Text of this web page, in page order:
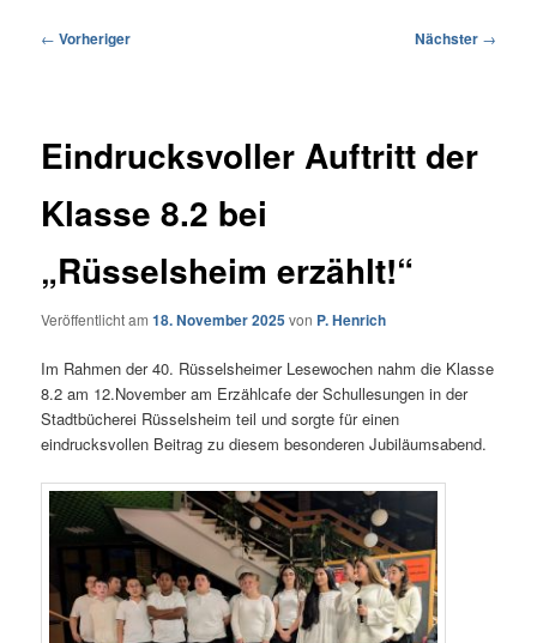
Beitragsnavigation
← Vorheriger Nächster →
Eindrucksvoller Auftritt der
Klasse 8.2 bei
„Rüsselsheim erzählt!“
Veröffentlicht am18. November 2025von P. Henrich
Im Rahmen der 40. Rüsselsheimer Lesewochen nahm die Klasse
8.2 am 12.November am Erzählcafe der Schullesungen in der
Stadtbücherei Rüsselsheim teil und sorgte für einen
eindrucksvollen Beitrag zu diesem besonderen Jubiläumsabend.